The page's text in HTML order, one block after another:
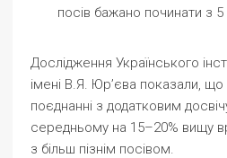
посів бажано починати з
Дослідження Українського
імені В.Я. Юр’єва показали, що
поєднанні з додатковим
середньому на 15–20% вищу
з більш пізнім посівом.